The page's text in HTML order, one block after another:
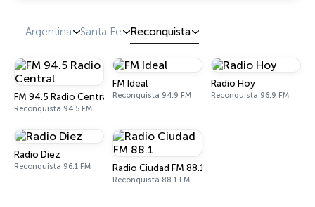
Argentina Santa Fe Reconquista
FM 94.5 Radio Central
Reconquista 94.5 FM
FM Ideal
Reconquista 94.9 FM
Radio Hoy
Reconquista 96.9 FM
Radio Diez
Reconquista 96.1 FM Radio Ciudad FM 88.1
Reconquista 88.1 FM